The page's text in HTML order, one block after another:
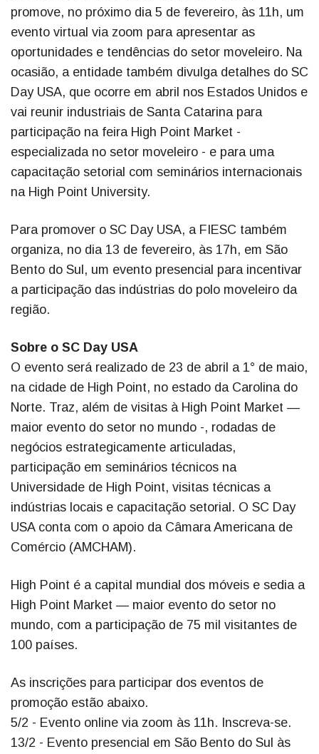
promove, no próximo dia 5 de fevereiro, às 11h, um
evento virtual via zoom para apresentar as
oportunidades e tendências do setor moveleiro. Na
ocasião, a entidade também divulga detalhes do SC
Day USA, que ocorre em abril nos Estados Unidos e
vai reunir industriais de Santa Catarina para
participação na feira High Point Market -
especializada no setor moveleiro - e para uma
capacitação setorial com seminários internacionais
na High Point University.
Para promover o SC Day USA, a FIESC também
organiza, no dia 13 de fevereiro, às 17h, em São
Bento do Sul, um evento presencial para incentivar
a participação das indústrias do polo moveleiro da
região.
Sobre o SC Day USA
O evento será realizado de 23 de abril a 1° de maio,
na cidade de High Point, no estado da Carolina do
Norte. Traz, além de visitas à High Point Market —
maior evento do setor no mundo -, rodadas de
negócios estrategicamente articuladas,
participação em seminários técnicos na
Universidade de High Point, visitas técnicas a
indústrias locais e capacitação setorial. O SC Day
USA conta com o apoio da Câmara Americana de
Comércio (AMCHAM).
High Point é a capital mundial dos móveis e sedia a
High Point Market — maior evento do setor no
mundo, com a participação de 75 mil visitantes de
100 países.
As inscrições para participar dos eventos de
promoção estão abaixo.
5/2 - Evento online via zoom às 11h. Inscreva-se.
13/2 - Evento presencial em São Bento do Sul às